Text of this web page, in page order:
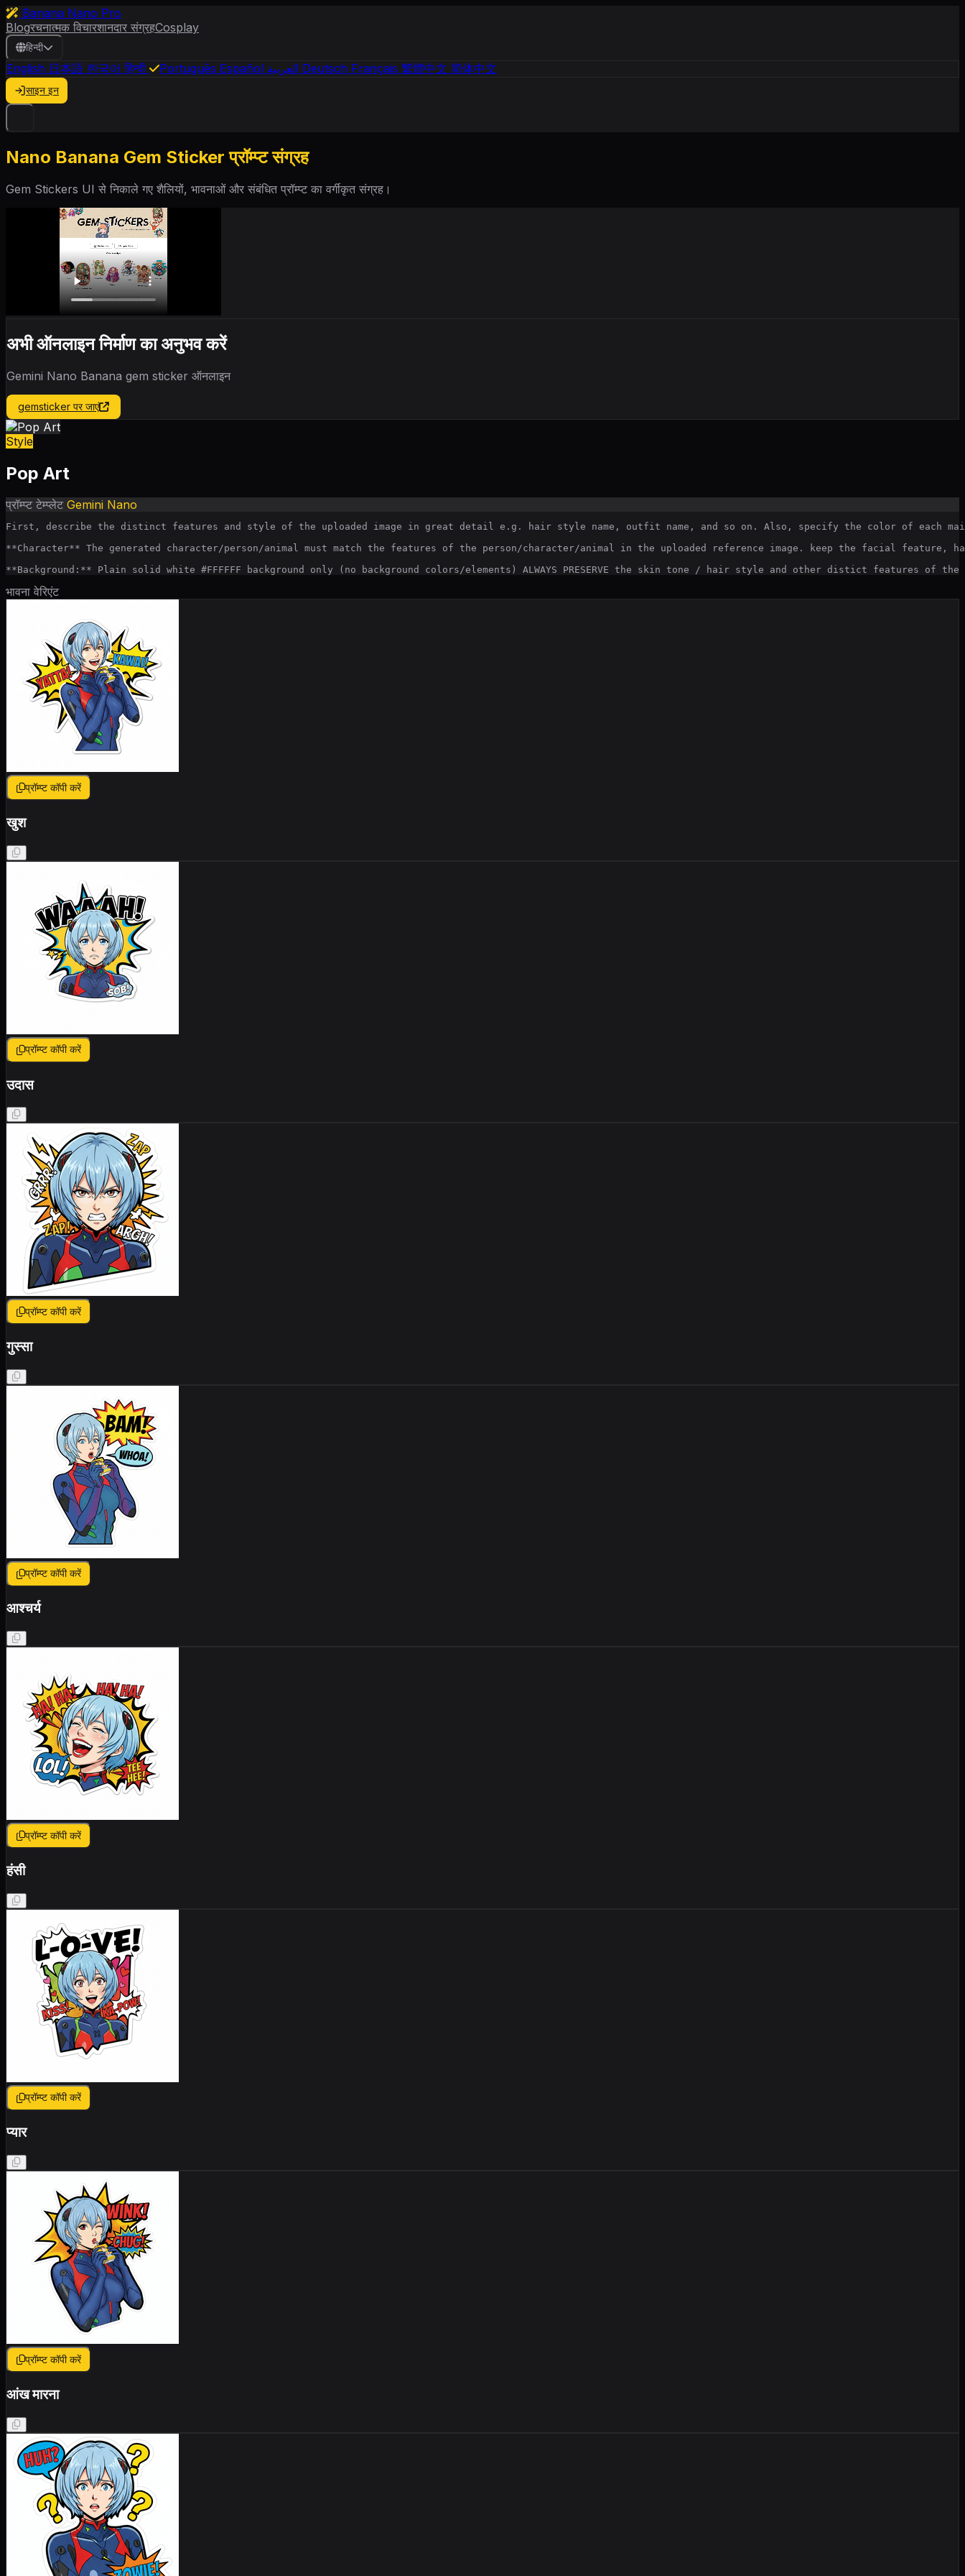
Banana Nano Pro
Blogरचनात्मक विचारशानदार संग्रहCosplay
हिन्दी
English 日本語 한국어 हिन्दी Português Español العربية Deutsch Français 繁體中文 简体中文
साइन इन
Nano Banana Gem Sticker प्रॉम्प्ट संग्रह
Gem Stickers UI से निकाले गए शैलियों, भावनाओं और संबंधित प्रॉम्प्ट का वर्गीकृत संग्रह।
अभी ऑनलाइन निर्माण का अनुभव करें
Gemini Nano Banana gem sticker ऑनलाइन
gemsticker पर जाएं
Style
Pop Art
प्रॉम्प्ट टेम्प्लेट Gemini Nano
First, describe the distinct features and style of the uploaded image in great detail e.g. hair style name, outfit name, and so on. Also, specify the color of each
**Character** The generated character/person/animal must match the features of the person/character/animal in the uploaded reference image. keep the facial
**Background:** Plain solid white #FFFFFF background only (no background colors/elements) ALWAYS PRESERVE the skin tone / hair style and other distict features of the
भावना वेरिएंट
प्रॉम्प्ट कॉपी करें
खुश
प्रॉम्प्ट कॉपी करें
उदास
प्रॉम्प्ट कॉपी करें
गुस्सा
प्रॉम्प्ट कॉपी करें
आश्चर्य
प्रॉम्प्ट कॉपी करें
हंसी
प्रॉम्प्ट कॉपी करें
प्यार
प्रॉम्प्ट कॉपी करें
आंख मारना